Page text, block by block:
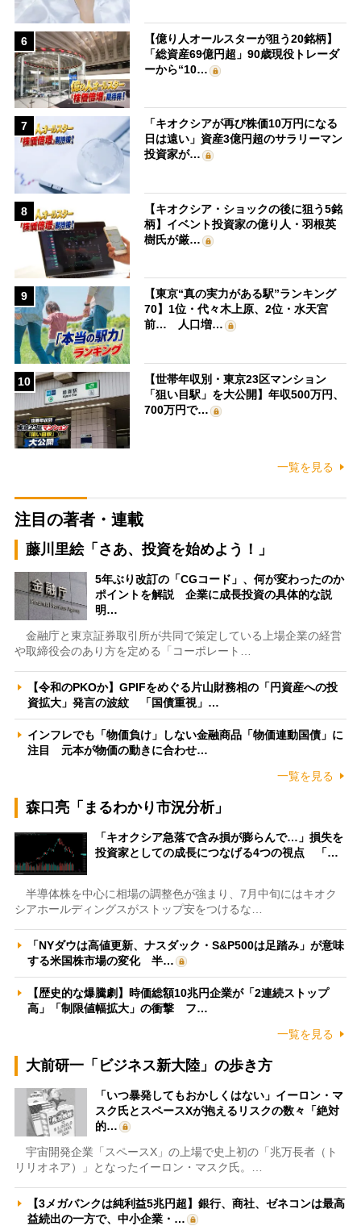
6
【億り人オールスターが狙う20銘柄】
「総資産69億円超」90歳現役トレーダ
ーから“10…
7
「キオクシアが再び株価10万円になる
日は遠い」資産3億円超のサラリーマン
投資家が…
8
【キオクシア・ショックの後に狙う5銘
柄】イベント投資家の億り人・羽根英
樹氏が厳…
9
【東京“真の実力がある駅”ランキング
70】1位・代々木上原、2位・水天宮
前… 人口増…
10
【世帯年収別・東京23区マンション
「狙い目駅」を大公開】年収500万円、
700万円で…
一覧を見る
注目の著者・連載
藤川里絵「さあ、投資を始めよう！」
5年ぶり改訂の「CGコード」、何が変わったのか
ポイントを解説 企業に成長投資の具体的な説
明…
金融庁と東京証券取引所が共同で策定している上場企業の経営
や取締役会のあり方を定める「コーポレート…
【令和のPKOか】GPIFをめぐる片山財務相の「円資産への投
資拡大」発言の波紋 「国債重視」…
インフレでも「物価負け」しない金融商品「物価連動国債」に
注目 元本が物価の動きに合わせ…
一覧を見る
森口亮「まるわかり市況分析」
「キオクシア急落で含み損が膨らんで…」損失を
投資家としての成長につなげる4つの視点 「…
半導体株を中心に相場の調整色が強まり、7月中旬にはキオク
シアホールディングスがストップ安をつけるな…
「NYダウは高値更新、ナスダック・S&P500は足踏み」が意味
する米国株市場の変化 半…
【歴史的な爆騰劇】時価総額10兆円企業が「2連続ストップ
高」「制限値幅拡大」の衝撃 フ…
一覧を見る
大前研一「ビジネス新大陸」の歩き方
「いつ暴発してもおかしくはない」イーロン・マ
スク氏とスペースXが抱えるリスクの数々「絶対
的…
宇宙開発企業「スペースX」の上場で史上初の「兆万長者（ト
リリオネア）」となったイーロン・マスク氏。…
【3メガバンクは純利益5兆円超】銀行、商社、ゼネコンは最高
益続出の一方で、中小企業・…